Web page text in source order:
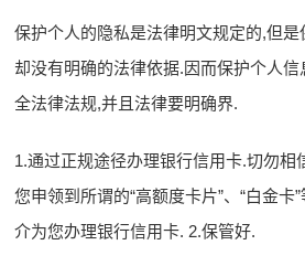
保护个人的隐私是法律明文规定的,但
却没有明确的法律依据.因而保护个人
全法律法规,并且法律要明确界.
1.通过正规途径办理银行信用卡.切勿相
您申领到所谓的“高额度卡片”、“白金卡
介为您办理银行信用卡. 2.保管好.